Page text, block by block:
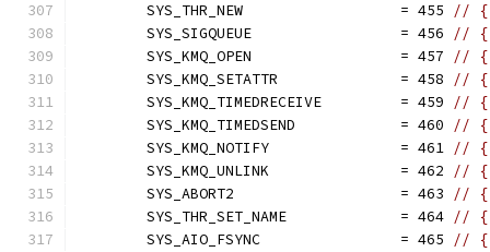
	SYS_THR_NEW                  = 455
// {
	SYS_SIGQUEUE                 = 456
// {
	SYS_KMQ_OPEN                 = 457
// {
	SYS_KMQ_SETATTR              = 458
	SYS_KMQ_TIMEDRECEIVE         = 459
	SYS_KMQ_TIMEDSEND            = 460
	SYS_KMQ_NOTIFY               = 461
	SYS_KMQ_UNLINK               = 462
// {
	SYS_ABORT2                   = 463
// {
	SYS_THR_SET_NAME             = 464
// {
	SYS_AIO_FSYNC                = 465
// {